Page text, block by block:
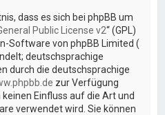
dass es sich bei phpBB um
Public License v2“ (GPL)
Software von phpBB Limited (
deutschsprachige
durch die deutschsprachige
zur Verfügung
Einfluss auf die Art und
verwendet wird. Sie können